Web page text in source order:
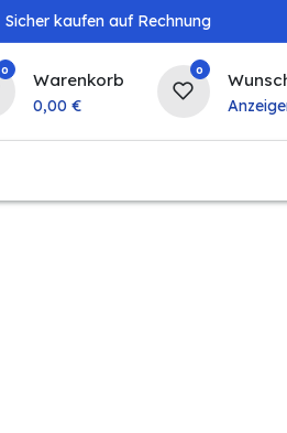
Sicher kaufen auf Rechnung
0 Warenkorb
0,00 €
0